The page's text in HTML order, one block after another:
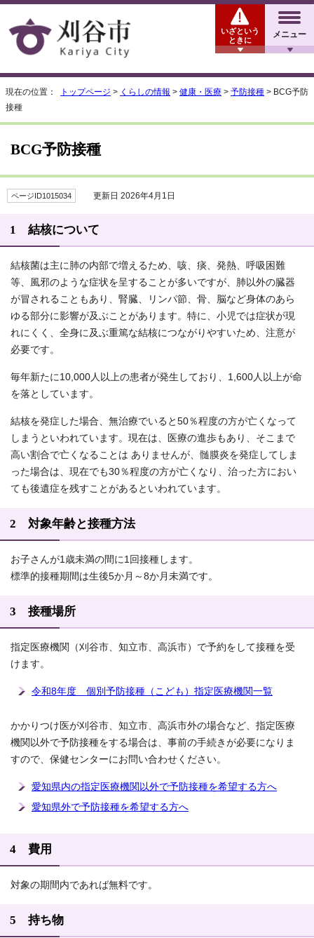
メニュー
いざという
ときに
現在の位置： トップページ > くらしの情報 > 健康・医療 > 予防接種 > BCG予防
接種
BCG予防接種
ページID1015034 更新日 2026年4月1日
1 結核について
結核菌は主に肺の内部で増えるため、咳、痰、発熱、呼吸困難
等、風邪のような症状を呈することが多いですが、肺以外の臓器
が冒されることもあり、腎臓、リンパ節、骨、脳など身体のあら
ゆる部分に影響が及ぶことがあります。特に、小児では症状が現
れにくく、全身に及ぶ重篤な結核につながりやすいため、注意が
必要です。
毎年新たに10,000人以上の患者が発生しており、1,600人以上が命
を落としています。
結核を発症した場合、無治療でいると50％程度の方が亡くなって
しまうといわれています。現在は、医療の進歩もあり、そこまで
高い割合で亡くなることは ありませんが、髄膜炎を発症してしま
った場合は、現在でも30％程度の方が亡くなり、治った方におい
ても後遺症を残すことがあるといわれています。
2 対象年齢と接種方法
お子さんが1歳未満の間に1回接種します。
標準的接種期間は生後5か月～8か月未満です。
3 接種場所
指定医療機関（刈谷市、知立市、高浜市）で予約をして接種を受
けます。
令和8年度 個別予防接種（こども）指定医療機関一覧
かかりつけ医が刈谷市、知立市、高浜市外の場合など、指定医療
機関以外で予防接種をする場合は、事前の手続きが必要になりま
すので、保健センターにお問い合わせください。
愛知県内の指定医療機関以外で予防接種を希望する方へ
愛知県外で予防接種を希望する方へ
4 費用
対象の期間内であれば無料です。
5 持ち物